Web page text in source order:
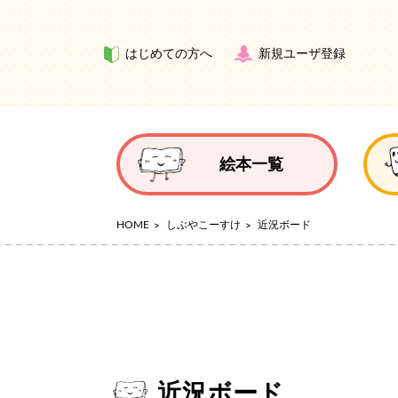
はじめての方へ 新規ユーザ登録
絵本一覧
HOME しぶやこーすけ 近況ボード